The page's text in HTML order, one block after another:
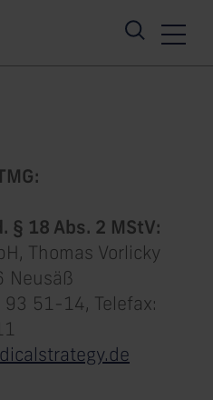
§ 18 Abs. 2 MStV:
Thomas Vorlicky
Neusäß
51-14, Telefax: